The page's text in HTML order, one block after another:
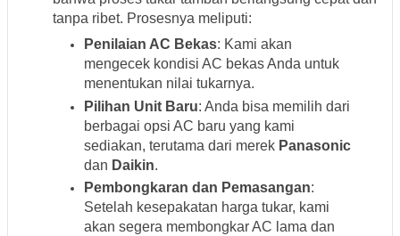
tanpa ribet. Prosesnya meliputi:
Penilaian AC Bekas: Kami akan
mengecek kondisi AC bekas Anda untuk
menentukan nilai tukarnya.
Pilihan Unit Baru: Anda bisa memilih dari
berbagai opsi AC baru yang kami
sediakan, terutama dari merek Panasonic
dan Daikin.
Pembongkaran dan Pemasangan:
Setelah kesepakatan harga tukar, kami
akan segera membongkar AC lama dan